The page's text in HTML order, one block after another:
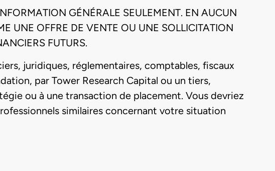
GÉNÉRALE SEULEMENT. EN AUCUN
UNE OFFRE DE VENTE OU UNE SOLLICITATION
FUTURS.
juridiques, réglementaires, comptables, fiscaux
par Tower Research Capital ou un tiers,
ou à une transaction de placement. Vous devriez
similaires concernant votre situation